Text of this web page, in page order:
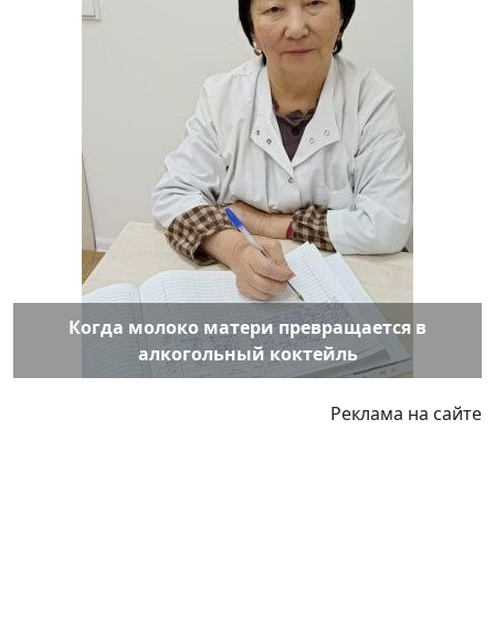
Когда молоко матери превращается в
алкогольный коктейль
Реклама на сайте